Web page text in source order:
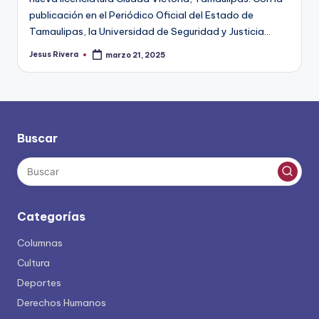
publicación en el Periódico Oficial del Estado de
Tamaulipas, la Universidad de Seguridad y Justicia…
Publicado
Jesus Rivera marzo 21, 2025
Buscar
Categorías
Columnas
Cultura
Deportes
Derechos Humanos